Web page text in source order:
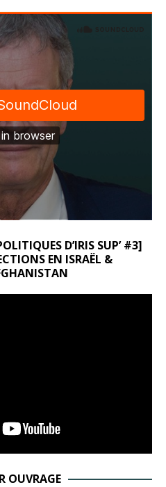
D’IRIS SUP’ #3]
EN ISRAËL &
OUVRAGE